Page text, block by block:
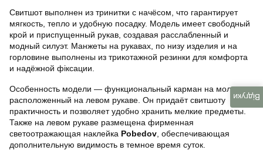
Свитшот выполнен из тринитки с начёсом, что гарантирует
мягкость, тепло и удобную посадку. Модель имеет свободный
крой и приспущенный рукав, создавая расслабленный и
модный силуэт. Манжеты на рукавах, по низу изделия и на
горловине выполнены из трикотажной резинки для комфорта
и надёжной фіксации.
Особенность модели — функциональный карман на молнии,
расположенный на левом рукаве. Он придаёт свитшоту
практичность и позволяет удобно хранить мелкие предметы.
Также на левом рукаве размещена фирменная
светоотражающая наклейка Pobedov , обеспечивающая
дополнительную видимость в темное время суток.
Відгуки